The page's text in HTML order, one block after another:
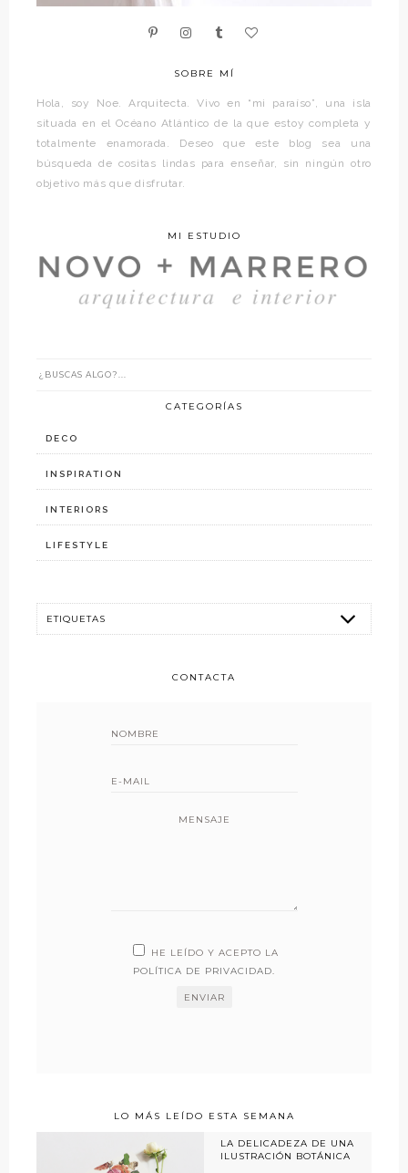
SOBRE MÍ
Hola, soy Noe. Arquitecta. Vivo en “mi paraíso”, una isla
situada en el Océano Atlántico de la que estoy completa y
totalmente enamorada. Deseo que este blog sea una
búsqueda de cositas lindas para enseñar, sin ningún otro
objetivo más que disfrutar.
MI ESTUDIO
CATEGORÍAS
DECO
INSPIRATION
INTERIORS
LIFESTYLE
CONTACTA
MENSAJE
HE LEÍDO Y ACEPTO LA
POLÍTICA DE PRIVACIDAD.
LO MÁS LEÍDO ESTA SEMANA
LA DELICADEZA DE UNA
ILUSTRACIÓN BOTÁNICA